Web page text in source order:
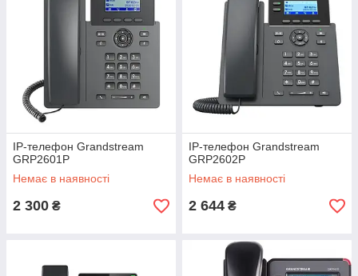
IP-телефон Grandstream
GRP2601P
Немає в наявності
2 300 ₴
IP-телефон Grandstream
GRP2602P
Немає в наявності
2 644 ₴